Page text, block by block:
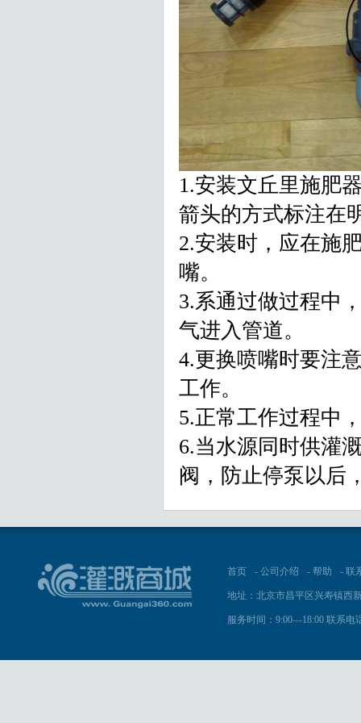
1.安装文丘里施肥
箭头的方式标注在
2.安装时，应在施
嘴。
3.系通过做过程中
气进入管道。
4.更换喷嘴时要注
工作。
5.正常工作过程中
6.当水源同时供灌
阀，防止停泵以后
首页 - 公司介绍 - 帮助 - 联
地址：北京市昌平区兴寿镇西
服务时间：9:00—18:00 联系电